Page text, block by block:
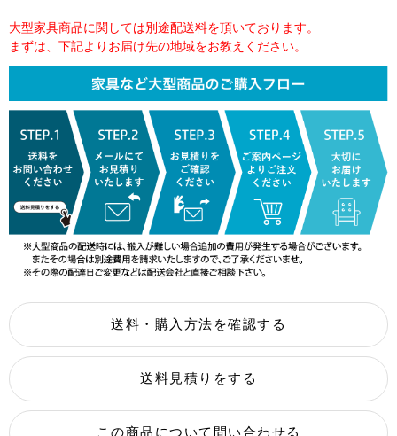
大型家具商品に関しては別途配送料を頂いております。
まずは、下記よりお届け先の地域をお教えください。